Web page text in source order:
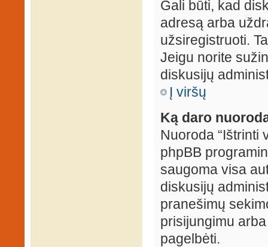
Gali būti, kad
adresą arba
užsiregistruoti.
Jeigu norite
diskusijų
Į viršų
Ką daro
Nuoroda “Ištrinti
phpBB
saugoma visa
diskusijų
pranešimų
prisijungimu
pagelbėti.